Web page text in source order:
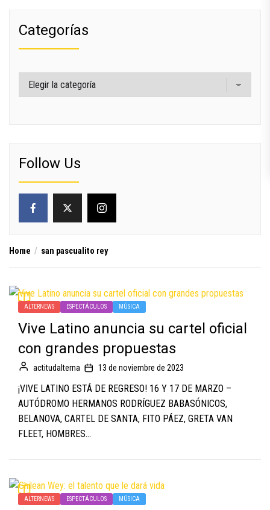
Home san pascualito rey
ALTERNEWS ESPECTÁCULOS MÚSICA
Vive Latino anuncia su cartel oficial
con grandes propuestas
actitudalterna 13 de noviembre de 2023
¡VIVE LATINO ESTÁ DE REGRESO! 16 Y 17 DE MARZO –
AUTÓDROMO HERMANOS RODRÍGUEZ BABASÓNICOS,
BELANOVA, CARTEL DE SANTA, FITO PÁEZ, GRETA VAN
FLEET, HOMBRES...
ALTERNEWS ESPECTÁCULOS MÚSICA
Categorías
Categorías
Follow Us